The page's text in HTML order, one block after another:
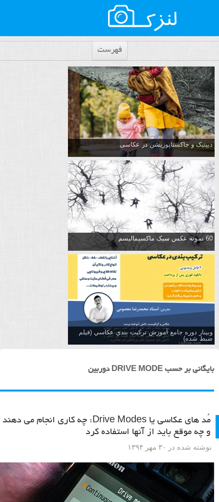
فهرست
دیپتیک و جاکستا‌پوزیشن در عکاسی
60 نمونه عکس سبک ماکسیمالیسم
وبینار دوره جامع آموزش تركيب بندي عكاسي (فیلم
ضبط شده)
بایگانی بر حسب DRIVE MODE دوربین
مُد های عکاسی یا Drive Modes: چه کاری انجام می دهند
و چه موقع باید از آنها استفاده کرد
نوشته شده در ۳۰ مهر ۱۳۹۴